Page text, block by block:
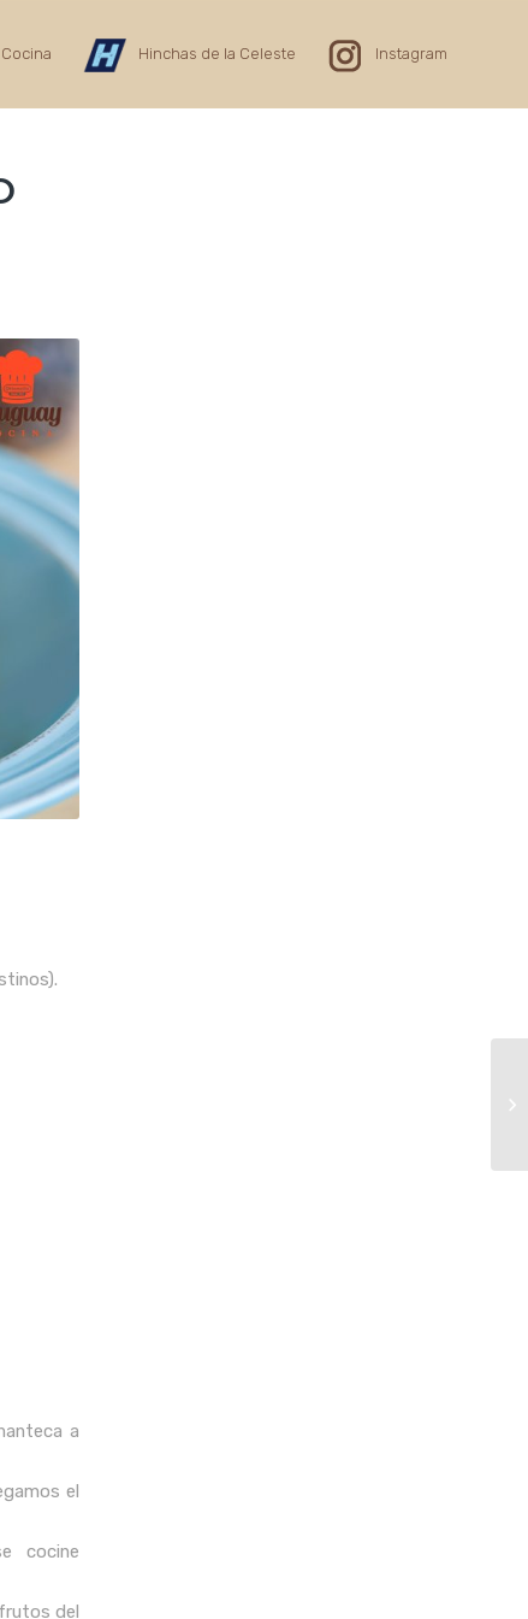
Hinchas de la Celeste Instagram
a
el
cocine
del